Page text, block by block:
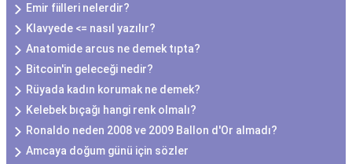
Emir fiilleri nelerdir?
Klavyede <= nasıl yazılır?
Anatomide arcus ne demek tıpta?
Bitcoin'in geleceği nedir?
Rüyada kadın korumak ne demek?
Kelebek bıçağı hangi renk olmalı?
Ronaldo neden 2008 ve 2009 Ballon d'Or almadı?
Amcaya doğum günü için sözler